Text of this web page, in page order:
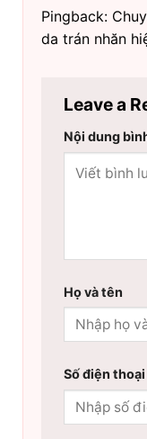
Pingback:
da trán nhăn
Leave a
Nội dung
Họ và tên
Số điện thoại